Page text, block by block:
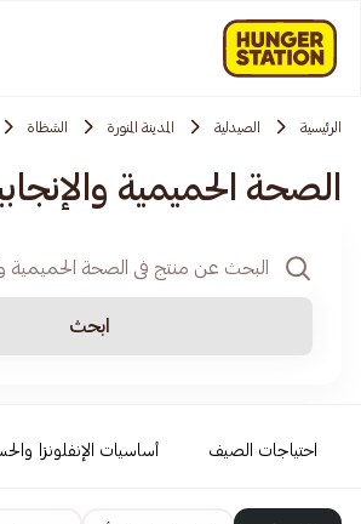
الرئيسية الصيدلية المدينة المنورة الشظاة
الصحة الحميمية
ابحث
احتياجات الصيف أساسيات الإنفلونزا